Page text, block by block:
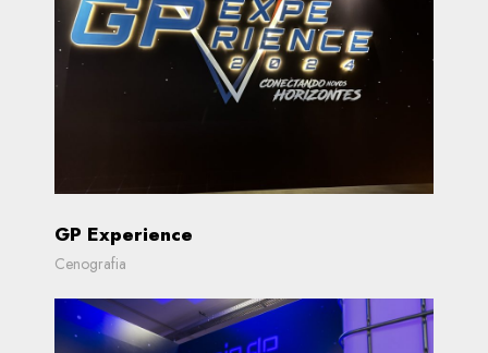
GP Experience
Cenografia